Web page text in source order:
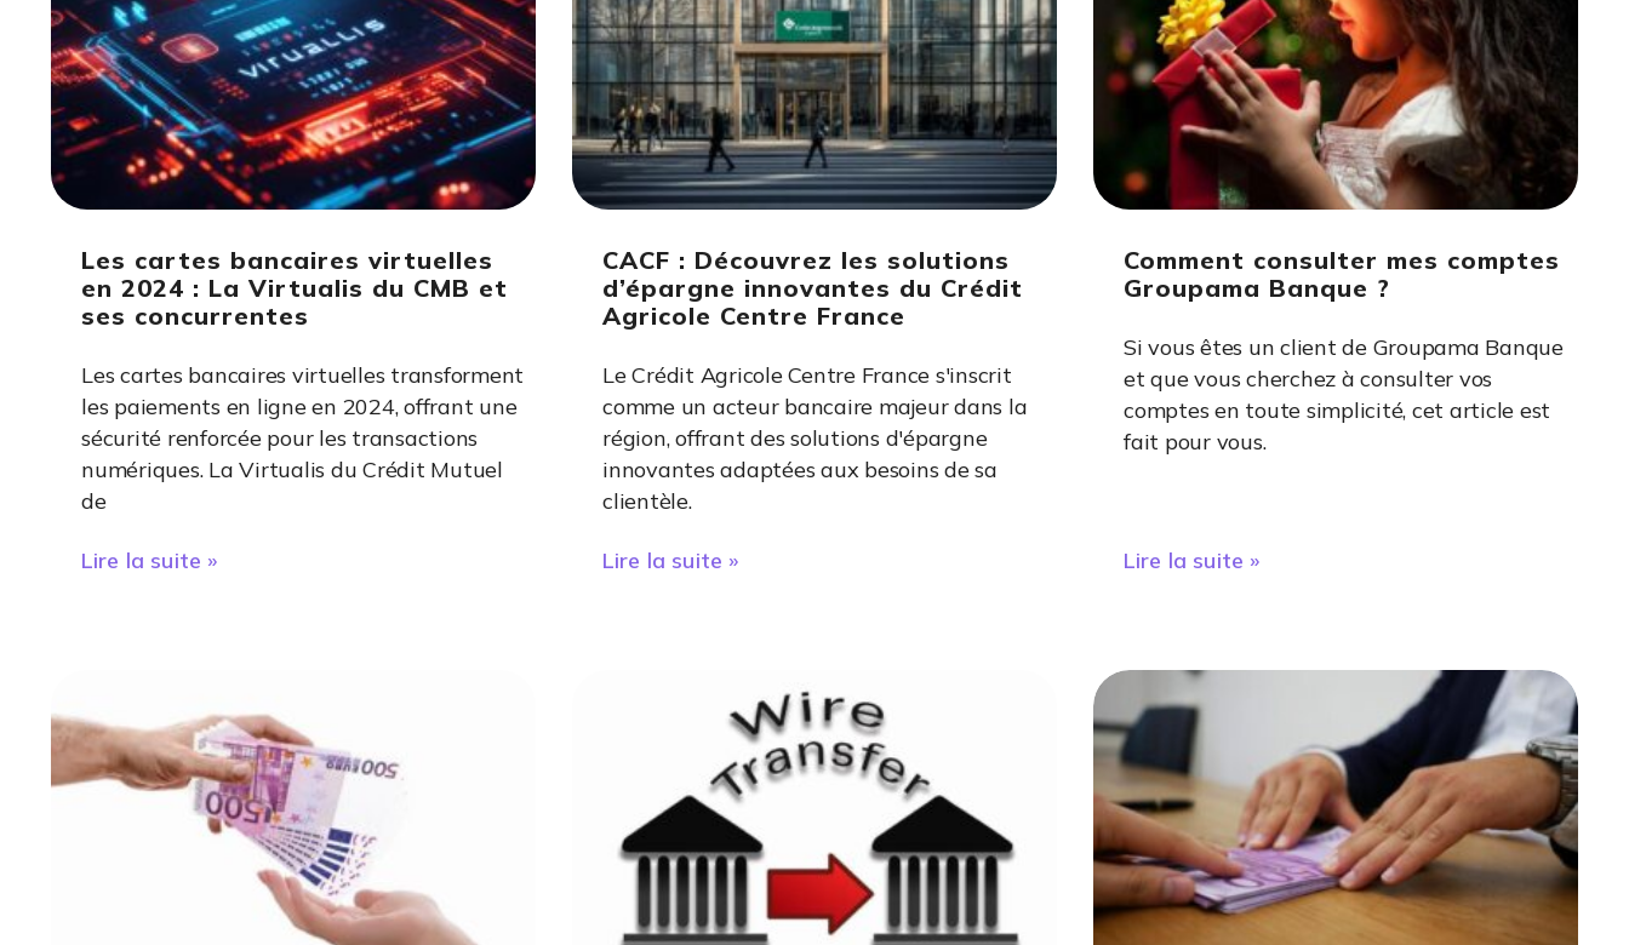
Les cartes bancaires virtuelles
en 2024 : La Virtualis du CMB et
ses concurrentes
Les cartes bancaires virtuelles transforment
les paiements en ligne en 2024, offrant une
sécurité renforcée pour les transactions
numériques. La Virtualis du Crédit Mutuel
de
Lire la suite »
CACF : Découvrez les solutions
d’épargne innovantes du Crédit
Agricole Centre France
Le Crédit Agricole Centre France s'inscrit
comme un acteur bancaire majeur dans la
région, offrant des solutions d'épargne
innovantes adaptées aux besoins de sa
clientèle.
Lire la suite »
Comment consulter mes comptes
Groupama Banque ?
Si vous êtes un client de Groupama Banque
et que vous cherchez à consulter vos
comptes en toute simplicité, cet article est
fait pour vous.
Lire la suite »